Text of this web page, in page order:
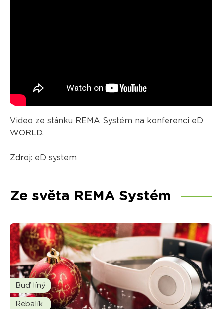
Video ze stánku REMA Systém na konferenci eD
WORLD.
Zdroj: eD system
Ze světa REMA Systém
Buď líný
Rebalík